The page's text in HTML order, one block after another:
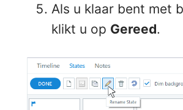
Als u klaar bent met
klikt u op Gereed.